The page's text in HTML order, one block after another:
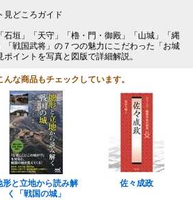
どころガイド
垣」「天守」「櫓・門・御殿」「山城」「縄
戦国武将」の７つの魅力にこだわった「お城
イントを写真と図版で詳細解説。
な商品もチェックしています。
形と立地から読み解
く「戦国の城」
佐々成政